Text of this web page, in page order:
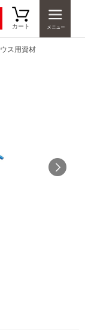
カート
ス用資材